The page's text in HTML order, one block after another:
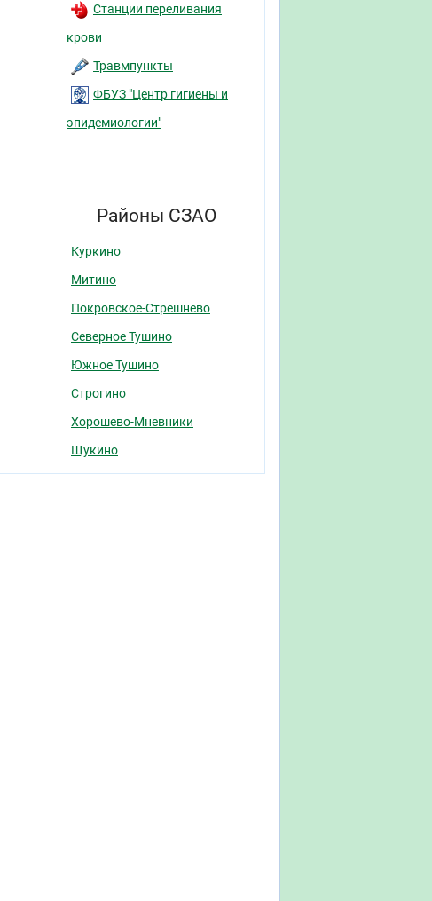
Станции переливания
крови
Травмпункты
ФБУЗ "Центр гигиены и
эпидемиологии"
Районы СЗАО
Куркино
Митино
Покровское-Стрешнево
Северное Тушино
Южное Тушино
Строгино
Хорошево-Мневники
Щукино